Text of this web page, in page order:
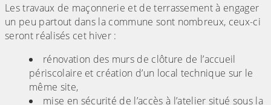
Les travaux de maçonnerie et de terrassement à engager
un peu partout dans la commune sont nombreux, ceux-ci
seront réalisés cet hiver :
rénovation des murs de clôture de l’accueil
périscolaire et création d’un local technique sur le
même site,
mise en sécurité de l’accès à l’atelier situé sous la